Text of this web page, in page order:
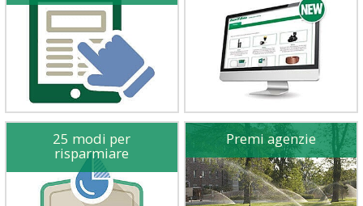
25 modi per
risparmiare
Premi agenzie